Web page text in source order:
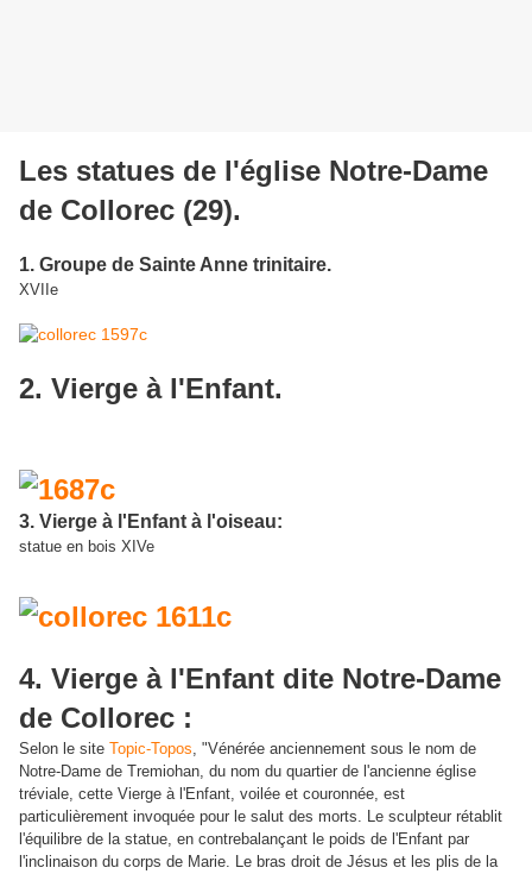
Les statues de l'église Notre-Dame
de Collorec (29).
1. Groupe de Sainte Anne trinitaire.
XVIIe
2. Vierge à l'Enfant.
3. Vierge à l'Enfant à l'oiseau:
statue en bois XIVe
4. Vierge à l'Enfant dite Notre-Dame
de Collorec :
Selon le site Topic-Topos, "Vénérée anciennement sous le nom de
Notre-Dame de Tremiohan, du nom du quartier de l'ancienne église
tréviale, cette Vierge à l'Enfant, voilée et couronnée, est
particulièrement invoquée pour le salut des morts. Le sculpteur rétablit
l'équilibre de la statue, en contrebalançant le poids de l'Enfant par
l'inclinaison du corps de Marie. Le bras droit de Jésus et les plis de la